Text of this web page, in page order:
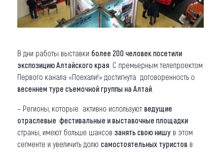
В дни работы выставки более 200 человек посетили
экспозицию Алтайского края . С премьерным телепроектом
Первого канала «Поехали!» достигнута договоренность о
весеннем туре съемочной группы на Алтай
– Регионы, которые активно используют ведущие
отраслевые фестивальные и выставочные площадки
страны, имеют больше шансов занять свою нишу в этом
сегменте и увеличить долю самостоятельных туристов в